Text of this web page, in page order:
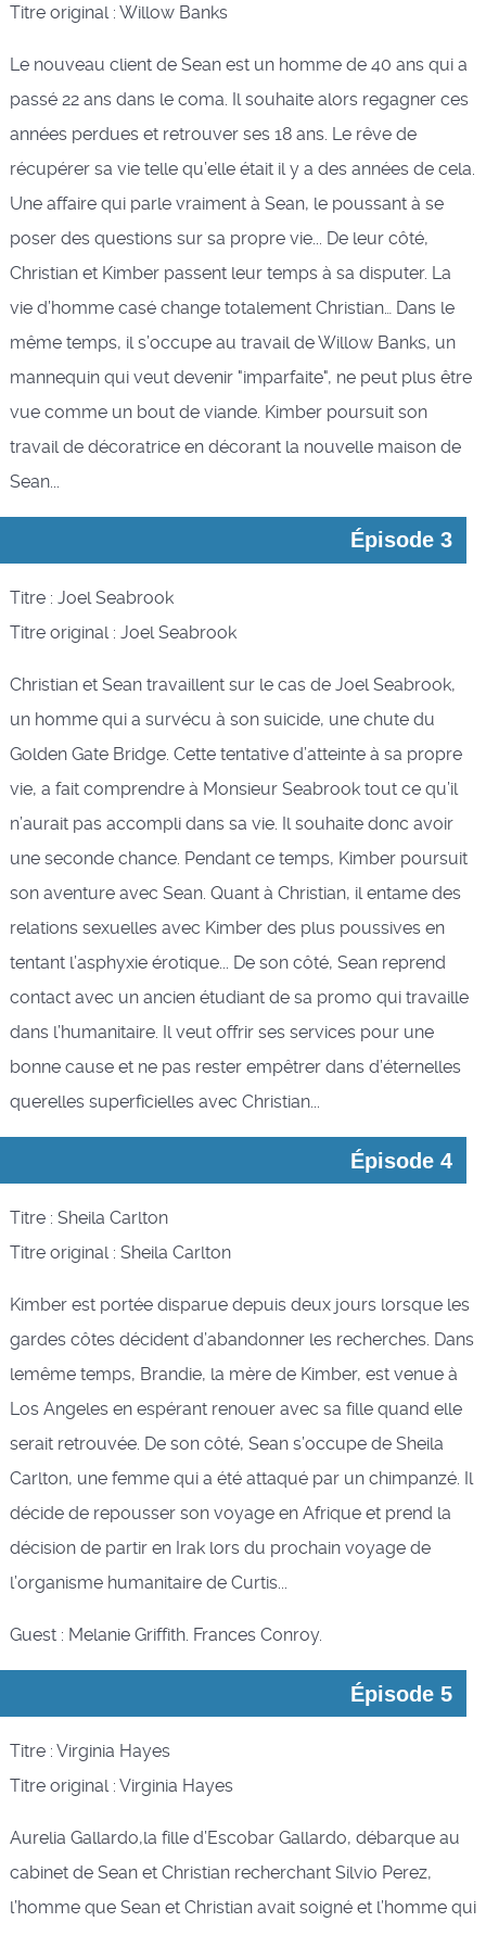
Titre original : Willow Banks
Le nouveau client de Sean est un homme de 40 ans qui a
passé 22 ans dans le coma. Il souhaite alors regagner ces
années perdues et retrouver ses 18 ans. Le rêve de
récupérer sa vie telle qu’elle était il y a des années de cela.
Une affaire qui parle vraiment à Sean, le poussant à se
poser des questions sur sa propre vie... De leur côté,
Christian et Kimber passent leur temps à sa disputer. La
vie d’homme casé change totalement Christian… Dans le
même temps, il s’occupe au travail de Willow Banks, un
mannequin qui veut devenir "imparfaite", ne peut plus être
vue comme un bout de viande. Kimber poursuit son
travail de décoratrice en décorant la nouvelle maison de
Sean...
Épisode 3
Titre : Joel Seabrook
Titre original : Joel Seabrook
Christian et Sean travaillent sur le cas de Joel Seabrook,
un homme qui a survécu à son suicide, une chute du
Golden Gate Bridge. Cette tentative d’atteinte à sa propre
vie, a fait comprendre à Monsieur Seabrook tout ce qu’il
n’aurait pas accompli dans sa vie. Il souhaite donc avoir
une seconde chance. Pendant ce temps, Kimber poursuit
son aventure avec Sean. Quant à Christian, il entame des
relations sexuelles avec Kimber des plus poussives en
tentant l’asphyxie érotique... De son côté, Sean reprend
contact avec un ancien étudiant de sa promo qui travaille
dans l’humanitaire. Il veut offrir ses services pour une
bonne cause et ne pas rester empêtrer dans d’éternelles
querelles superficielles avec Christian...
Épisode 4
Titre : Sheila Carlton
Titre original : Sheila Carlton
Kimber est portée disparue depuis deux jours lorsque les
gardes côtes décident d’abandonner les recherches. Dans
lemême temps, Brandie, la mère de Kimber, est venue à
Los Angeles en espérant renouer avec sa fille quand elle
serait retrouvée. De son côté, Sean s’occupe de Sheila
Carlton, une femme qui a été attaqué par un chimpanzé. Il
décide de repousser son voyage en Afrique et prend la
décision de partir en Irak lors du prochain voyage de
l’organisme humanitaire de Curtis...
Guest : Melanie Griffith. Frances Conroy.
Épisode 5
Titre : Virginia Hayes
Titre original : Virginia Hayes
Aurelia Gallardo,la fille d’Escobar Gallardo, débarque au
cabinet de Sean et Christian recherchant Silvio Perez,
l’homme que Sean et Christian avait soigné et l’homme qui